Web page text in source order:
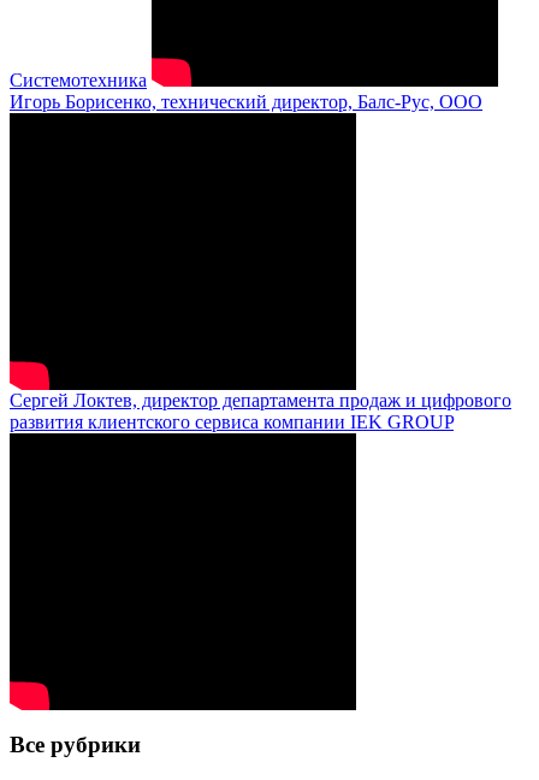
Системотехника
Игорь Борисенко, технический директор, Балс-Рус, ООО
Сергей Локтев, директор департамента продаж и цифрового
развития клиентского сервиса компании IEK GROUP
Все рубрики